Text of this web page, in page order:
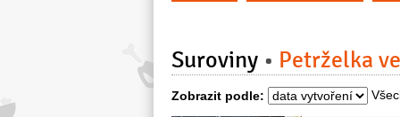
Suroviny Petrželka
Zobrazit podle: